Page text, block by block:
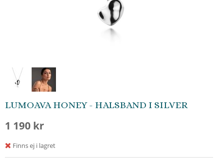
LUMOAVA HONEY - HALSBAND I SILVER
1 190 kr
Finns ej i lagret